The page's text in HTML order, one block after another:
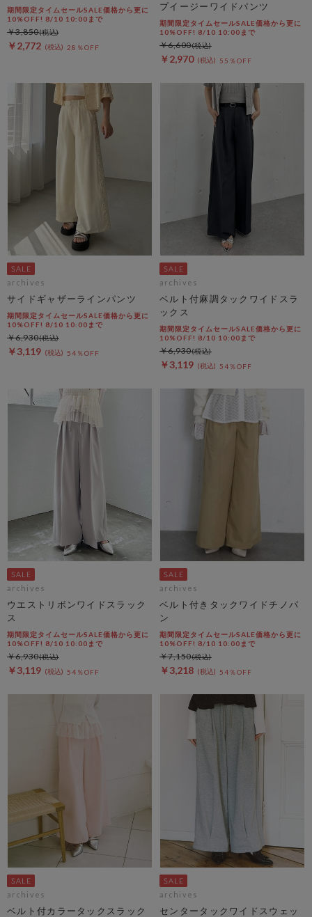
期間限定タイムセールSALE価格から更に
10%OFF! 8/10 10:00まで
￥2,772 28％OFF
￥3,850
プイージーワイドパンツ
期間限定タイムセールSALE価格から更に
10%OFF! 8/10 10:00まで
￥2,970 55％OFF
￥6,600
archives
サイドギャザーラインパンツ
期間限定タイムセールSALE価格から更に
10%OFF! 8/10 10:00まで
￥3,119 54％OFF
￥6,930
archives
ベルト付麻調タックワイドスラ
ックス
期間限定タイムセールSALE価格から更に
10%OFF! 8/10 10:00まで
￥3,119 54％OFF
￥6,930
archives
ウエストリボンワイドスラック
ス
期間限定タイムセールSALE価格から更に
10%OFF! 8/10 10:00まで
￥3,119 54％OFF
￥6,930
archives
ベルト付きタックワイドチノパ
ン
期間限定タイムセールSALE価格から更に
10%OFF! 8/10 10:00まで
￥3,218 54％OFF
￥7,150
archives
ベルト付カラータックスラック
archives
センタータックワイドスウェッ